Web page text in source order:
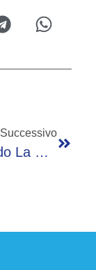
Successivo
Aspettando La HF, Lancia Protagonista Al Rally Due Valli